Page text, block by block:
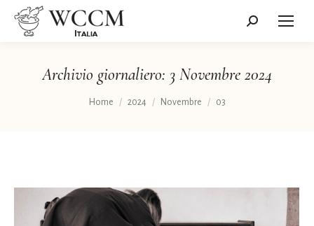
Cerca:
Archivio giornaliero: 3 Novembre 2024
Tu sei qui:
Home 2024 Novembre 03